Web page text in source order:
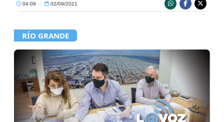
04:09 | 02/09/2021
RÍO GRANDE